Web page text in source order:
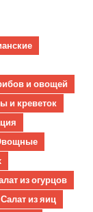
и овощей
и креветок
из огурцов
Салат из яиц